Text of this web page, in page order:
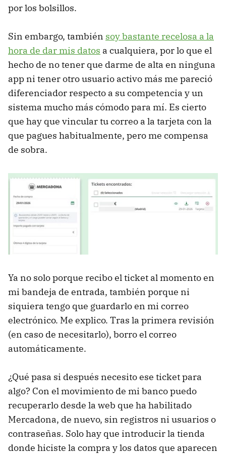
por los bolsillos.
Sin embargo, también soy bastante recelosa a la
hora de dar mis datos a cualquiera, por lo que el
hecho de no tener que darme de alta en ninguna
app ni tener otro usuario activo más me pareció
diferenciador respecto a su competencia y un
sistema mucho más cómodo para mí. Es cierto
que hay que vincular tu correo a la tarjeta con la
que pagues habitualmente, pero me compensa
de sobra.
Ya no solo porque recibo el ticket al momento en
mi bandeja de entrada, también porque ni
siquiera tengo que guardarlo en mi correo
electrónico. Me explico. Tras la primera revisión
(en caso de necesitarlo), borro el correo
automáticamente.
¿Qué pasa si después necesito ese ticket para
algo? Con el movimiento de mi banco puedo
recuperarlo desde la web que ha habilitado
Mercadona, de nuevo, sin registros ni usuarios o
contraseñas. Solo hay que introducir la tienda
donde hiciste la compra y los datos que aparecen